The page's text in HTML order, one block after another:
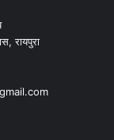
रायपुरा